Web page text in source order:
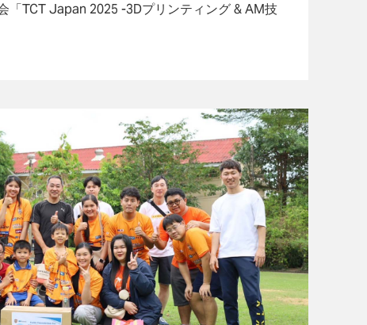
「TCT Japan 2025 -3Dプリンティング & AM技